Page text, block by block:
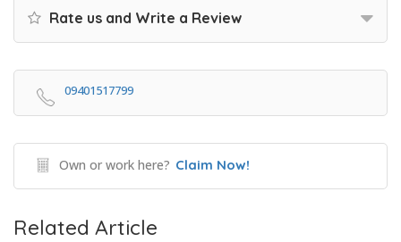
Rate us and Write a Review
09401517799
Own or work here? Claim Now!
Related Article